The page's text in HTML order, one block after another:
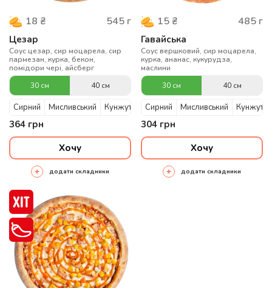
18 ₴ 545 г
Цезар
Соус цезар, сир моцарела, сир
пармезан, курка, бекон,
помідори чері, айсберг
30 см
40 см
Сирний Мисливський Кунжутний
364 грн
Хочу
додати складники
15 ₴ 485 г
Гавайська
Соус вершковий, сир моцарела,
курка, ананас, кукурудза,
маслини
30 см
40 см
Сирний Мисливський
304 грн
Хочу
додати складники